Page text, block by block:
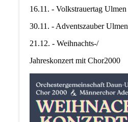
16.11. - Volkstrauertag Ulmen
30.11. - Adventszauber Ulmen
21.12. - Weihnachts-/
Jahreskonzert mit Chor2000